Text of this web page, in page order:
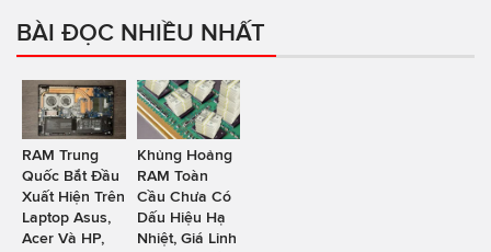
BÀI ĐỌC NHIỀU NHẤT
RAM Trung
Quốc Bắt Đầu
Xuất Hiện Trên
Laptop Asus,
Acer Và HP,
Khủng Hoảng
RAM Toàn
Cầu Chưa Có
Dấu Hiệu Hạ
Nhiệt, Giá Linh